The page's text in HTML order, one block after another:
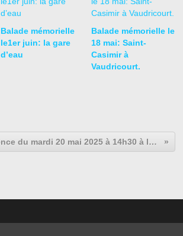
Balade mémorielle
le1er juin: la gare
d’eau
Balade mémorielle le
18 mai: Saint-
Casimir à
Vaudricourt.
Conférence du mardi 20 mai 2025 à 14h30 à la FSA: Les très riches heures du Duc de Berry.